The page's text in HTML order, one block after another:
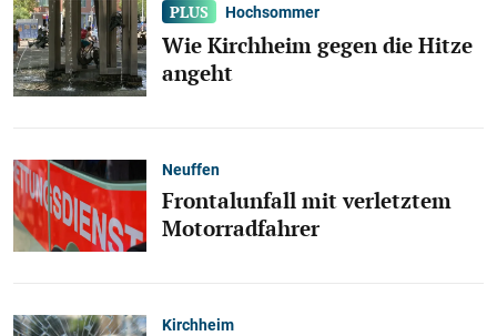
Hochsommer
Wie Kirchheim gegen die Hitze
angeht
Neuffen
Frontalunfall mit verletztem
Motorradfahrer
Kirchheim